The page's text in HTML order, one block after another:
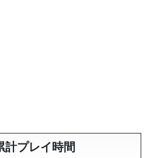
計プレイ時間